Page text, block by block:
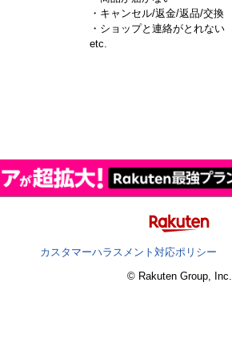
・キャンセル/返金/返品/交換
・ショップと連絡がとれない
etc.
カスタマーハラスメント対応ポリシー
© Rakuten Group, Inc.